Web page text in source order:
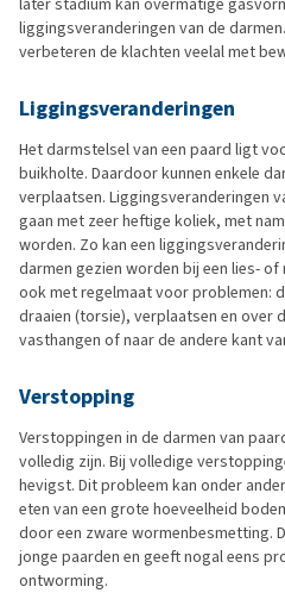
liggingsveranderingen van de
verbeteren de klachten veelal met
Liggingsveranderingen
Het darmstelsel van een paard ligt
buikholte. Daardoor kunnen enkele
verplaatsen. Liggingsveranderingen
gaan met zeer heftige koliek, met
worden. Zo kan een
darmen gezien worden bij een lies-
ook met regelmaat voor problemen:
draaien (torsie), verplaatsen en over
vasthangen of naar de andere kant
Verstopping
Verstoppingen in de darmen van
volledig zijn. Bij volledige
hevigst. Dit probleem kan onder
eten van een grote hoeveelheid
door een zware wormenbesmetting.
jonge paarden en geeft nogal eens
ontworming.